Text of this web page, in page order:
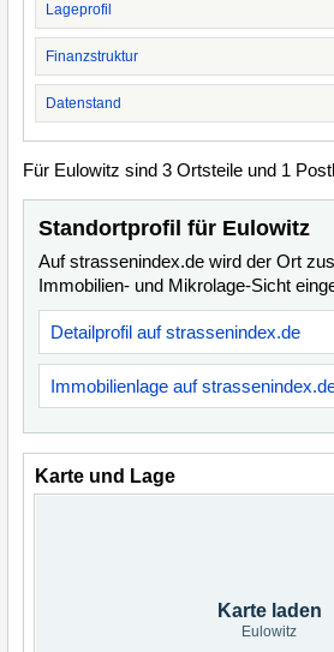
Lageprofil
Finanzstruktur
Datenstand
Für Eulowitz sind 3 Ortsteile und 1
Standortprofil für Eulowitz
Auf strassenindex.de wird der Ort
Immobilien- und Mikrolage-Sicht
Detailprofil auf strassenindex.de
Immobilienlage auf
Karte und Lage
Karte laden
Eulowitz